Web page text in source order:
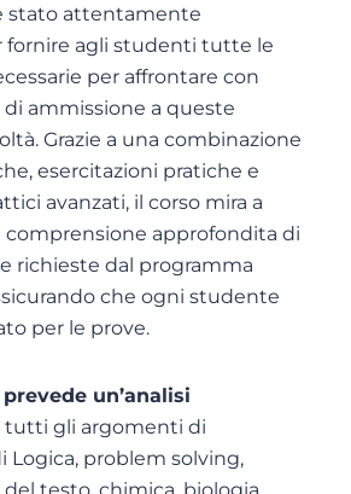
stato attentamente
fornire agli studenti tutte le
per affrontare con
ammissione a queste
Grazie a una combinazione
esercitazioni pratiche e
avanzati, il corso mira a
comprensione approfondita di
richieste dal programma
che ogni studente
per le prove.
un’analisi
tutti gli argomenti di
Logica, problem solving,